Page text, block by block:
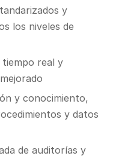
y
los niveles de
tiempo real y
y conocimiento,
y datos
de auditorías y